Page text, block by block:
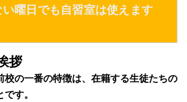
い曜日でも自習室は使えます
拶
校の一番の特徴は、在籍する生徒たちの
す。